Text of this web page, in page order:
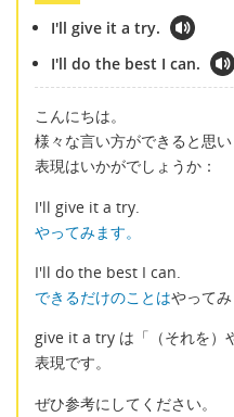
I'll give it a try.
I'll do the best I can.
こんにちは。
様々な言い方ができると思
表現はいかがでしょうか：
I'll give it a try.
やってみます。
I'll do the best I can.
できるだけのことはやってみ
give it a try は「（それを）
表現です。
ぜひ参考にしてください。